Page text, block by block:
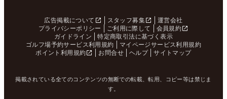
広告掲載について スタッフ募集
運営会社
プライバシーポリシー
ご利用に際して
会員規約
ガイドライン
特定商取引法に基づく表示
ゴルフ場予約サービス利用規約
マイページサービス利用規約
ポイント利用規約
お問合せ ヘルプ サイトマップ
掲載されている全てのコンテンツの無断での転載、転用、コピー等は禁じま
す。